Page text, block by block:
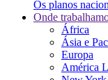
Os planos
Onde
África
Ásia e
Europa
América